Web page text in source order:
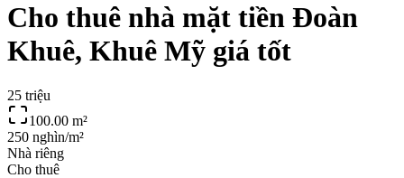
Cho thuê nhà mặt tiền Đoàn
Khuê, Khuê Mỹ giá tốt
25 triệu
100.00 m²
250 nghìn/m²
Nhà riêng
Cho thuê